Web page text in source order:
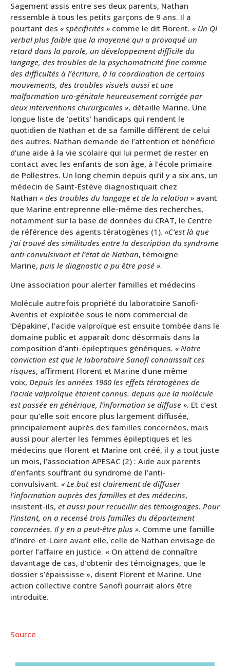
Sagement assis entre ses deux parents, Nathan
ressemble à tous les petits garçons de 9 ans. Il a
pourtant des « spécificités » comme le dit Florent. « Un QI
verbal plus faible que la moyenne qui a provoqué un
retard dans la parole, un développement difficile du
langage, des troubles de la psychomotricité fine comme
des difficultés à l’écriture, à la coordination de certains
mouvements, des troubles visuels aussi et une
malformation uro-génitale heureusement corrigée par
deux interventions chirurgicales », détaille Marine. Une
longue liste de ‘petits’ handicaps qui rendent le
quotidien de Nathan et de sa famille différent de celui
des autres. Nathan demande de l’attention et bénéficie
d’une aide à la vie scolaire qui lui permet de rester en
contact avec les enfants de son âge, à l’école primaire
de Pollestres. Un long chemin depuis qu’il y a six ans, un
médecin de Saint-Estève diagnostiquait chez
Nathan « des troubles du langage et de la relation » avant
que Marine entreprenne elle-même des recherches,
notamment sur la base de données du CRAT, le Centre
de référence des agents tératogènes (1). «C’est là que
j’ai trouvé des similitudes entre la description du syndrome
anti-convulsivant et l’état de Nathan, témoigne
Marine, puis le diagnostic a pu être posé ».
Une association pour alerter familles et médecins
Molécule autrefois propriété du laboratoire Sanofi-
Aventis et exploitée sous le nom commercial de
‘Dépakine’, l’acide valproïque est ensuite tombée dans le
domaine public et apparaît donc désormais dans la
composition d’anti-épileptiques génériques. « Notre
conviction est que le laboratoire Sanofi connaissait ces
risques, affirment Florent et Marine d’une même
voix, Depuis les années 1980 les effets tératogènes de
l’acide valproïque étaient connus. depuis que la molécule
est passée en générique, l’information se diffuse ». Et c’est
pour qu’elle soit encore plus largement diffusée,
principalement auprès des familles concernées, mais
aussi pour alerter les femmes épileptiques et les
médecins que Florent et Marine ont créé, il y a tout juste
un mois, l’association APESAC (2) : Aide aux parents
d’enfants souffrant du syndrome de l’anti-
convulsivant. « Le but est clairement de diffuser
l’information auprès des familles et des médecins,
insistent-ils, et aussi pour recueillir des témoignages. Pour
l’instant, on a recensé trois familles du département
concernées. Il y en a peut-être plus ». Comme une famille
d’Indre-et-Loire avant elle, celle de Nathan envisage de
porter l’affaire en justice. « On attend de connaître
davantage de cas, d’obtenir des témoignages, que le
dossier s’épaississe », disent Florent et Marine. Une
action collective contre Sanofi pourrait alors être
introduite.
Source